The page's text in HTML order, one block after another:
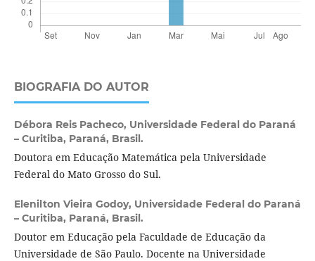
BIOGRAFIA DO AUTOR
Débora Reis Pacheco, Universidade Federal do Paraná
– Curitiba, Paraná, Brasil.
Doutora em Educação Matemática pela Universidade
Federal do Mato Grosso do Sul.
Elenilton Vieira Godoy, Universidade Federal do Paraná
– Curitiba, Paraná, Brasil.
Doutor em Educação pela Faculdade de Educação da
Universidade de São Paulo. Docente na Universidade